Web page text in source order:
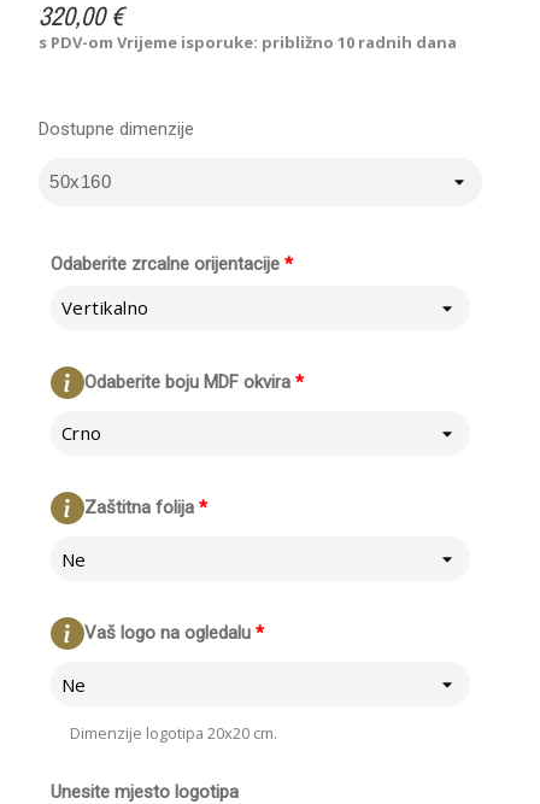
320,00 €
s PDV-omVrijeme isporuke: približno 10 radnih dana
*
Odaberite zrcalne orijentacije
Vertikalno
*
Odaberite boju MDF okvira
Crno
*
Zaštitna folija
Ne
*
Vaš logo na ogledalu
Ne
Dimenzije logotipa 20x20 cm.
Unesite mjesto logotipa
Dostupne dimenzije